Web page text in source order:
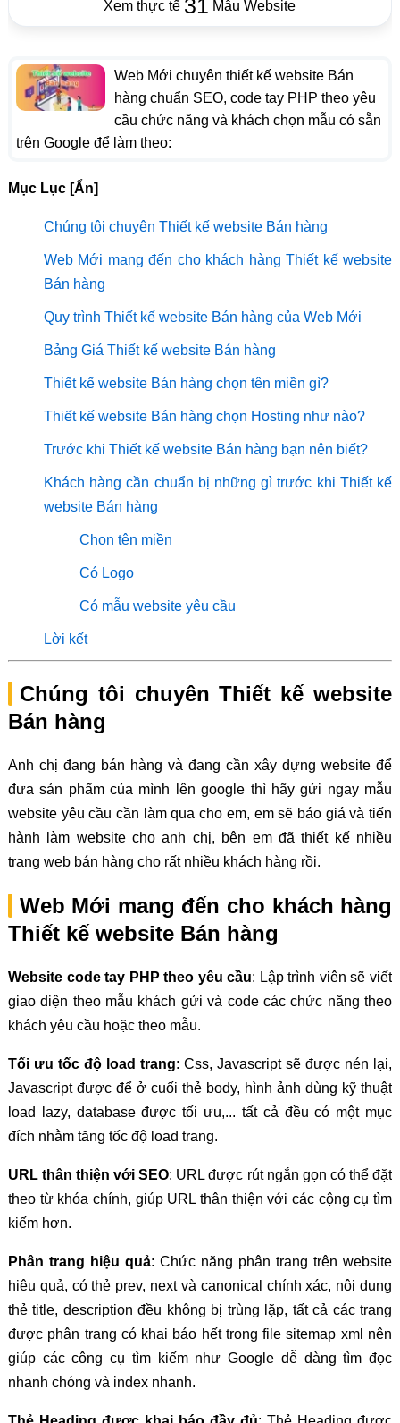
Xem thực tế 31 Mẫu Website
Web Mới chuyên thiết kế website Bán
hàng chuẩn SEO, code tay PHP theo yêu
cầu chức năng và khách chọn mẫu có sẵn
trên Google để làm theo:
Mục Lục [Ẩn]
Chúng tôi chuyên Thiết kế website Bán hàng
Web Mới mang đến cho khách hàng Thiết kế website
Bán hàng
Quy trình Thiết kế website Bán hàng của Web Mới
Bảng Giá Thiết kế website Bán hàng
Thiết kế website Bán hàng chọn tên miền gì?
Thiết kế website Bán hàng chọn Hosting như nào?
Trước khi Thiết kế website Bán hàng bạn nên biết?
Khách hàng cần chuẩn bị những gì trước khi Thiết kế
website Bán hàng
Chọn tên miền
Có Logo
Có mẫu website yêu cầu
Lời kết
Chúng tôi chuyên Thiết kế website
Bán hàng
Anh chị đang bán hàng và đang cần xây dựng website để
đưa sản phẩm của mình lên google thì hãy gửi ngay mẫu
website yêu cầu cần làm qua cho em, em sẽ báo giá và tiến
hành làm website cho anh chị, bên em đã thiết kế nhiều
trang web bán hàng cho rất nhiều khách hàng rồi.
Web Mới mang đến cho khách hàng
Thiết kế website Bán hàng
Website code tay PHP theo yêu cầu: Lập trình viên sẽ viết
giao diện theo mẫu khách gửi và code các chức năng theo
khách yêu cầu hoặc theo mẫu.
Tối ưu tốc độ load trang: Css, Javascript sẽ được nén lại,
Javascript được để ở cuối thẻ body, hình ảnh dùng kỹ thuật
load lazy, database được tối ưu,... tất cả đều có một mục
đích nhằm tăng tốc độ load trang.
URL thân thiện với SEO: URL được rút ngắn gọn có thể đặt
theo từ khóa chính, giúp URL thân thiện với các cộng cụ tìm
kiếm hơn.
Phân trang hiệu quả: Chức năng phân trang trên website
hiệu quả, có thẻ prev, next và canonical chính xác, nội dung
thẻ title, description đều không bị trùng lặp, tất cả các trang
được phân trang có khai báo hết trong file sitemap xml nên
giúp các công cụ tìm kiếm như Google dễ dàng tìm đọc
nhanh chóng và index nhanh.